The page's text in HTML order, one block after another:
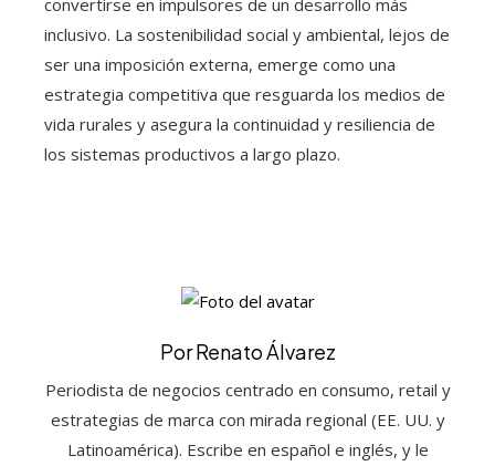
inclusivo. La sostenibilidad social y ambiental, lejos de
ser una imposición externa, emerge como una
estrategia competitiva que resguarda los medios de
vida rurales y asegura la continuidad y resiliencia de
los sistemas productivos a largo plazo.
Por Renato Álvarez
Periodista de negocios centrado en consumo, retail y
estrategias de marca con mirada regional (EE. UU. y
Latinoamérica). Escribe en español e inglés, y le